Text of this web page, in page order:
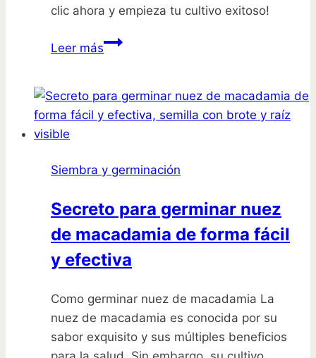
clic ahora y empieza tu cultivo exitoso!
Leer másSiembra
Septiembre:
Guía
un
Exitoso
Siembra y germinación
Secreto para germinar nuez
de macadamia de forma fácil
y efectiva
Como germinar nuez de macadamia La
nuez de macadamia es conocida por su
sabor exquisito y sus múltiples beneficios